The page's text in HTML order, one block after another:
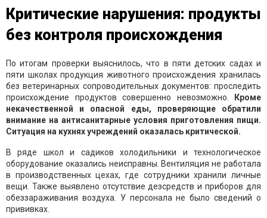
Критические нарушения: продукты
без контроля происхождения
По итогам проверки выяснилось, что в пяти детских садах и
пяти школах продукция животного происхождения хранилась
без ветеринарных сопроводительных документов: проследить
происхождение продуктов совершенно невозможно.
Кроме
некачественной и опасной еды, проверяющие обратили
внимание на антисанитарные условия приготовления пищи.
Ситуация на кухнях учреждений оказалась критической.
В ряде школ и садиков холодильники и технологическое
оборудование оказались неисправны. Вентиляция не работала
в производственных цехах, где сотрудники хранили личные
вещи. Также выявлено отсутствие дезсредств и приборов для
обеззараживания воздуха. У персонала не было сведений о
прививках.